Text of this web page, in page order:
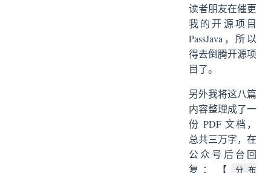
读者朋友在催更
我的开源项目
PassJava，所以
得去倒腾开源项
目了。
另外我将这八篇
内容整理成了一
份 PDF 文档，
总共三万字，在
公众号后台回
复：【
分布